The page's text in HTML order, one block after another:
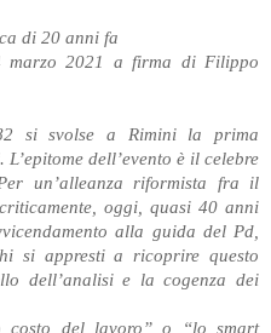
di 20 anni fa
2021 a firma di Filippo
si svolse a Rimini la prima
dell’evento è il celebre
un’alleanza riformista fra il
oggi, quasi 40 anni
alla guida del Pd,
si appresti a ricoprire questo
dell’analisi e la cogenza dei
del lavoro” o “lo smart